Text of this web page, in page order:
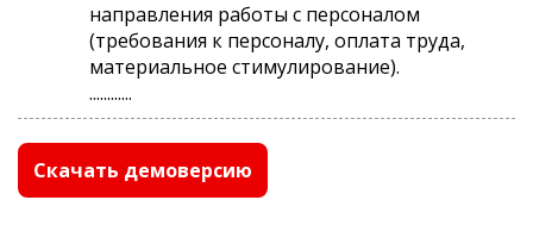
направления работы с персоналом
(требования к персоналу, оплата труда,
материальное стимулирование).
............
Скачать демоверсию